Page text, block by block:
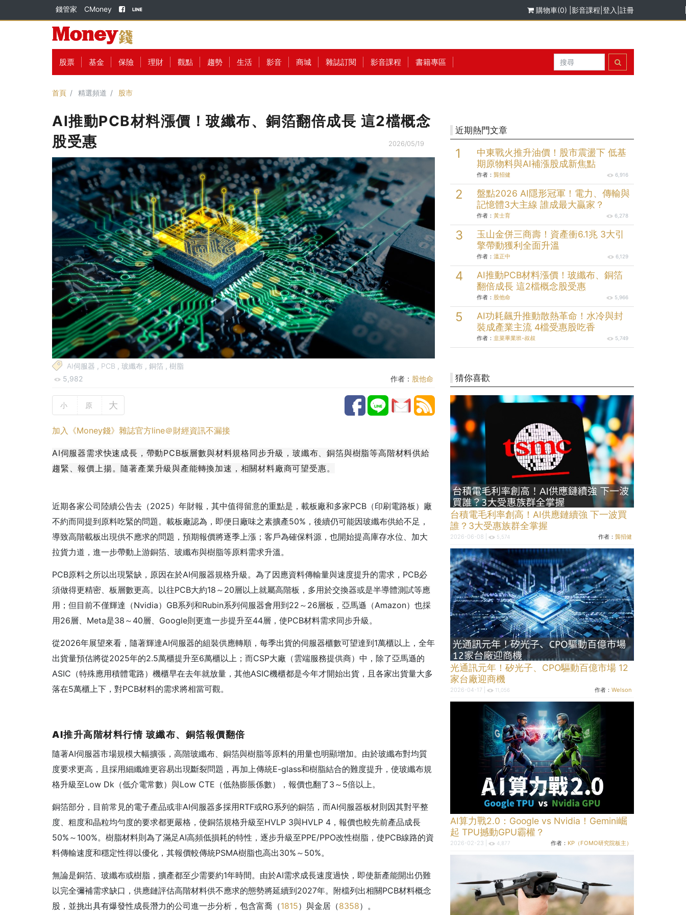
錢管家 CMoney 購物車(0) 影音課程 登入 註冊
股票 基金 保險 理財 觀點 趨勢 生活 影音 商城 雜誌訂閱 影音課程 書籍專區
首頁 精選頻道 股市
AI推動PCB材料漲價！玻纖布、銅箔翻倍成長 這2檔概念
股受惠
2026/05/19
AI伺服器 , PCB , 玻纖布 , 銅箔 , 樹脂
5,982
作者： 股他命
小 原 大
加入《Money錢》雜誌官方line＠財經資訊不漏接
AI伺服器需求快速成長，帶動PCB板層數與材料規格同步升級，玻纖布、銅箔與樹脂等高階材料供給
趨緊、報價上揚。隨著產業升級與產能轉換加速，相關材料廠商可望受惠。
近期各家公司陸續公告去（2025）年財報，其中值得留意的重點是，載板廠和多家PCB（印刷電路板）廠
不約而同提到原料吃緊的問題。載板廠認為，即便日廠味之素擴產50%，後續仍可能因玻纖布供給不足，
導致高階載板出現供不應求的問題，預期報價將逐季上漲；客戶為確保料源，也開始提高庫存水位、加大
拉貨力道，進一步帶動上游銅箔、玻纖布與樹脂等原料需求升溫。
PCB原料之所以出現緊缺，原因在於AI伺服器規格升級。為了因應資料傳輸量與速度提升的需求，PCB必
須做得更精密、板層數更高。以往PCB大約18～20層以上就屬高階板，多用於交換器或是半導體測試等應
用；但目前不僅輝達（Nvidia）GB系列和Rubin系列伺服器會用到22～26層板，亞馬遜（Amazon）也採
用26層、Meta是38～40層、Google則更進一步提升至44層，使PCB材料需求同步升級。
從2026年展望來看，隨著輝達AI伺服器的組裝供應轉順，每季出貨的伺服器櫃數可望達到1萬櫃以上，全年
出貨量預估將從2025年的2.5萬櫃提升至6萬櫃以上；而CSP大廠（雲端服務提供商）中，除了亞馬遜的
ASIC（特殊應用積體電路）機櫃早在去年就放量，其他ASIC機櫃都是今年才開始出貨，且各家出貨量大多
落在5萬櫃上下，對PCB材料的需求將相當可觀。
AI推升高階材料行情 玻纖布、銅箔報價翻倍
隨著AI伺服器市場規模大幅擴張，高階玻纖布、銅箔與樹脂等原料的用量也明顯增加。由於玻纖布對均質
度要求更高，且採用細纖維更容易出現斷裂問題，再加上傳統E-glass和樹脂結合的難度提升，使玻纖布規
格升級至Low Dk（低介電常數）與Low CTE（低熱膨脹係數），報價也翻了3～5倍以上。
銅箔部分，目前常見的電子產品或非AI伺服器多採用RTF或RG系列的銅箔，而AI伺服器板材則因其對平整
度、粗度和晶粒均勻度的要求都更嚴格，使銅箔規格升級至HVLP 3與HVLP 4，報價也較先前產品成長
50%～100%。樹脂材料則為了滿足AI高頻低損耗的特性，逐步升級至PPE/PPO改性樹脂，使PCB線路的資
料傳輸速度和穩定性得以優化，其報價較傳統PSMA樹脂也高出30%～50%。
無論是銅箔、玻纖布或樹脂，擴產都至少需要約1年時間。由於AI需求成長速度過快，即使新產能開出仍難
以完全彌補需求缺口，供應鏈評估高階材料供不應求的態勢將延續到2027年。附檔列出相關PCB材料概念
股，並挑出具有爆發性成長潛力的公司進一步分析，包含富喬（1815）與金居（8358）。
近期熱門文章
中東戰火推升油價！股市震盪下 低基
期原物料與AI補漲股成新焦點
作者： 龔招健 6,916
盤點2026 AI隱形冠軍！電力、傳輸與
記憶體3大主線 誰成最大贏家？
作者： 黃士育 6,278
玉山金併三商壽！資產衝6.1兆 3大引
擎帶動獲利全面升溫
作者： 溫正中 6,129
AI推動PCB材料漲價！玻纖布、銅箔
翻倍成長 這2檔概念股受惠
作者： 股他命 5,966
AI功耗飆升推動散熱革命！水冷與封
裝成產業主流 4檔受惠股吃香
作者： 韭菜畢業班-叔叔 5,749
猜你喜歡
台積電毛利率創高！AI供應鏈續強 下一波買
誰？3大受惠族群全掌握
2026-06-08 | 5,574 作者：龔招健
光通訊元年！矽光子、CPO驅動百億市場 12
家台廠迎商機
2026-04-17 | 11,056 作者：Welson
AI算力戰2.0：Google vs Nvidia！Gemini崛
起 TPU撼動GPU霸權？
2026-02-23 | 4,877 作者： KP（FOMO研究院板主）